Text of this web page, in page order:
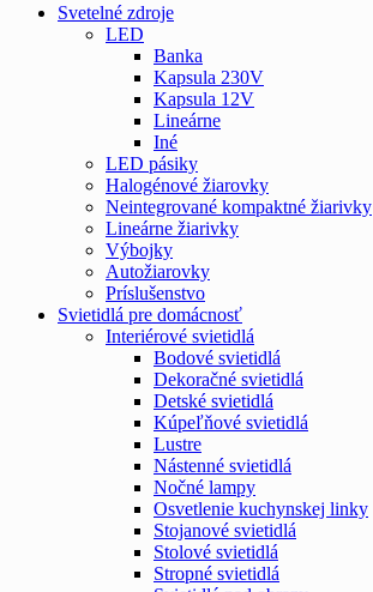
Svetelné zdroje
LED
Banka
Kapsula 230V
Kapsula 12V
Lineárne
Iné
LED pásiky
Halogénové žiarovky
Neintegrované kompaktné žiarivky
Lineárne žiarivky
Výbojky
Autožiarovky
Príslušenstvo
Svietidlá pre domácnosť
Interiérové svietidlá
Bodové svietidlá
Dekoračné svietidlá
Detské svietidlá
Kúpeľňové svietidlá
Lustre
Nástenné svietidlá
Nočné lampy
Osvetlenie kuchynskej linky
Stojanové svietidlá
Stolové svietidlá
Stropné svietidlá